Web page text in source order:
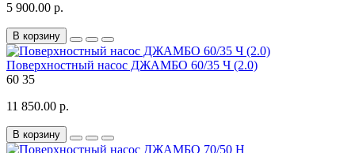
5 900.00 р.
В корзину
Поверхностный насос ДЖАМБО 60/35 Ч (2.0)
60 35
11 850.00 р.
В корзину